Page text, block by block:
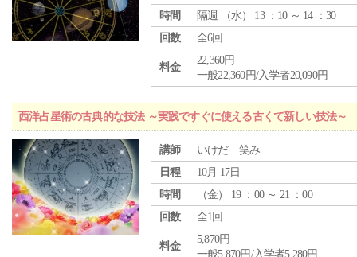
時間
隔週 （水） 13 ：10 ～ 14 ：30
回数
全6回
料金
22,360円
一般22,360円/入学者20,090円
西洋占星術の古典的な技法 ～実践ですぐに使える古くて新しい技法～
講師
いけだ 笑み
日程
10月 17日
時間
（金） 19 ：00 ～ 21 ：00
回数
全1回
料金
5,870円
一般5,870円/入学者5,280円